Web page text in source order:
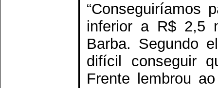
“Conseguiríamos
inferior a R$ 2,5
Barba. Segundo
difícil conseguir
Frente lembrou